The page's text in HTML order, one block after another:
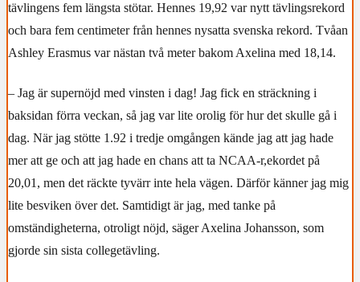
tävlingens fem längsta stötar. Hennes 19,92 var nytt tävlingsrekord
och bara fem centimeter från hennes nysatta svenska rekord. Tvåan
Ashley Erasmus var nästan två meter bakom Axelina med 18,14.
– Jag är supernöjd med vinsten i dag! Jag fick en sträckning i
baksidan förra veckan, så jag var lite orolig för hur det skulle gå i
dag. När jag stötte 1.92 i tredje omgången kände jag att jag hade
mer att ge och att jag hade en chans att ta NCAA-r,ekordet på
20,01, men det räckte tyvärr inte hela vägen. Därför känner jag mig
lite besviken över det. Samtidigt är jag, med tanke på
omständigheterna, otroligt nöjd, säger Axelina Johansson, som
gjorde sin sista collegetävling.